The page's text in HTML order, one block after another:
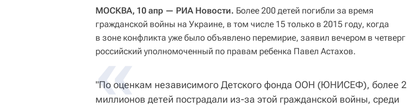
МОСКВА, 10 апр — РИА Новости. Более 200 детей погибли за время
гражданской войны на Украине, в том числе 15 только в 2015 году, когда
в зоне конфликта уже было объявлено перемирие, заявил вечером в четверг
российский уполномоченный по правам ребенка Павел Астахов.
"По оценкам независимого Детского фонда ООН (ЮНИСЕФ), более 2
миллионов детей пострадали из-за этой гражданской войны, среди